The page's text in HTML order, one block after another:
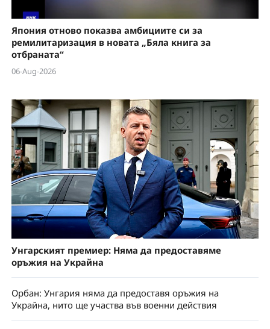
Япония отново показва амбициите си за
ремилитаризация в новата „Бяла книга за
отбраната“
06-Aug-2026
Унгарският премиер: Няма да предоставяме
оръжия на Украйна
Орбан: Унгария няма да предоставя оръжия на
Украйна, нито ще участва във военни действия